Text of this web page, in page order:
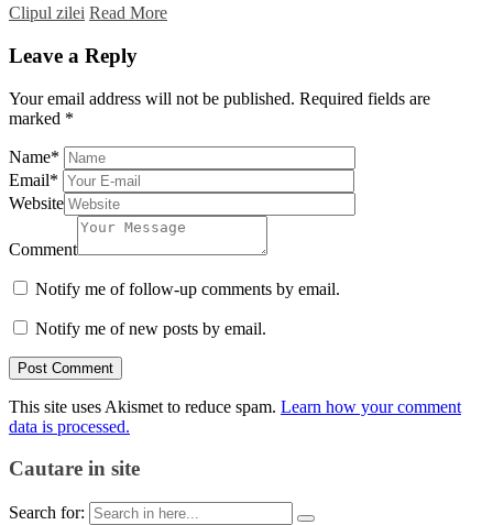
Clipul zilei Read More
Leave a Reply
Your email address will not be published. Required fields are
marked *
Name*
Email*
Website
Comment
Notify me of follow-up comments by email.
Notify me of new posts by email.
This site uses Akismet to reduce spam. Learn how your comment
data is processed.
Cautare in site
Search for: